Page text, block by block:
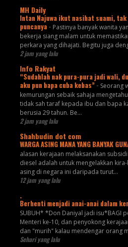
MH Daily
Intan Najuwa ikut nasihat suami, tak
puncanya - Pastinya banyak wanita
bekerja siang malam untuk
perkara yang dihajati. Begitu juga
2 jam yang lalu
Info Rakyat
“Sudahlah nak pura-pura jadi wali,
aku pun bapa cuba kebas” - Seorang
kemurungan sebaik sahaja
tidak sah taraf kepada ibu dan bapa
berusia 29 tahun. Be...
2 jam yang lalu
Shahbudin dot com
WARGA ASING MANA YANG BANYAK
alasan kerajaan melaksanakan
diesel adalah untuk mengelakkan
asing di negara ini daripada turut...
12 jam yang lalu
.
Berhenti menjadi anai-anai dalam
SUBUH* *Don Daniyal jadi isu*BAGI
Menteri ke-10, dan penyokong
dan "murih" kalau mendengar orang
Sehari yang lalu